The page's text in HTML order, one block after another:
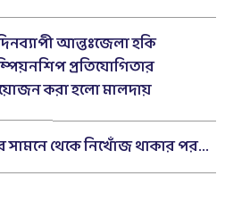
আন্তঃজেলা হকি
প্রতিযোগিতার
করা হলো মালদায়
সামনে থেকে নিখোঁজ থাকার পর...